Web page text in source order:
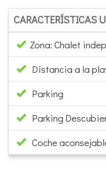
CARACTERÍSTICAS
Zona: Chalet
Distancia a la
Parking
Parking
Coche